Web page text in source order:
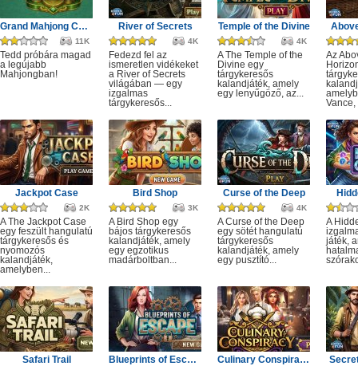
Grand Mahjong Connect
11K
Tedd próbára magad
a legújabb
Mahjongban!
River of Secrets
4K
Fedezd fel az
ismeretlen vidékeket
a River of Secrets
világában — egy
izgalmas
tárgykeresős...
Temple of the Divine
4K
A The Temple of the
Divine egy
tárgykeresős
kalandjáték, amely
egy lenyűgöző, az...
Az
Vance,
Jackpot Case
2K
A The Jackpot Case
egy feszült hangulatú
tárgykeresős és
nyomozós
kalandjáték,
amelyben...
Bird Shop
3K
A Bird Shop egy
bájos tárgykeresős
kalandjáték, amely
egy egzotikus
madárboltban...
Curse of the Deep
4K
A Curse of the Deep
egy sötét hangulatú
tárgykeresős
kalandjáték, amely
egy pusztító...
A
játék,
Safari Trail Blueprints of Escape Culinary Conspiracy